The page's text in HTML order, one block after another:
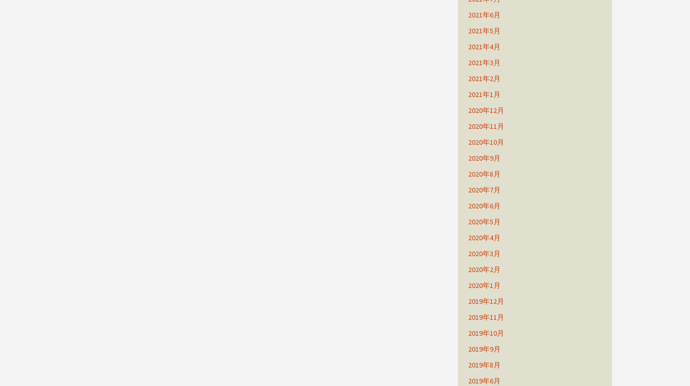
2021年6月
2021年5月
2021年4月
2021年3月
2021年2月
2021年1月
2020年12月
2020年11月
2020年10月
2020年9月
2020年8月
2020年7月
2020年6月
2020年5月
2020年4月
2020年3月
2020年2月
2020年1月
2019年12月
2019年11月
2019年10月
2019年9月
2019年8月
2019年6月